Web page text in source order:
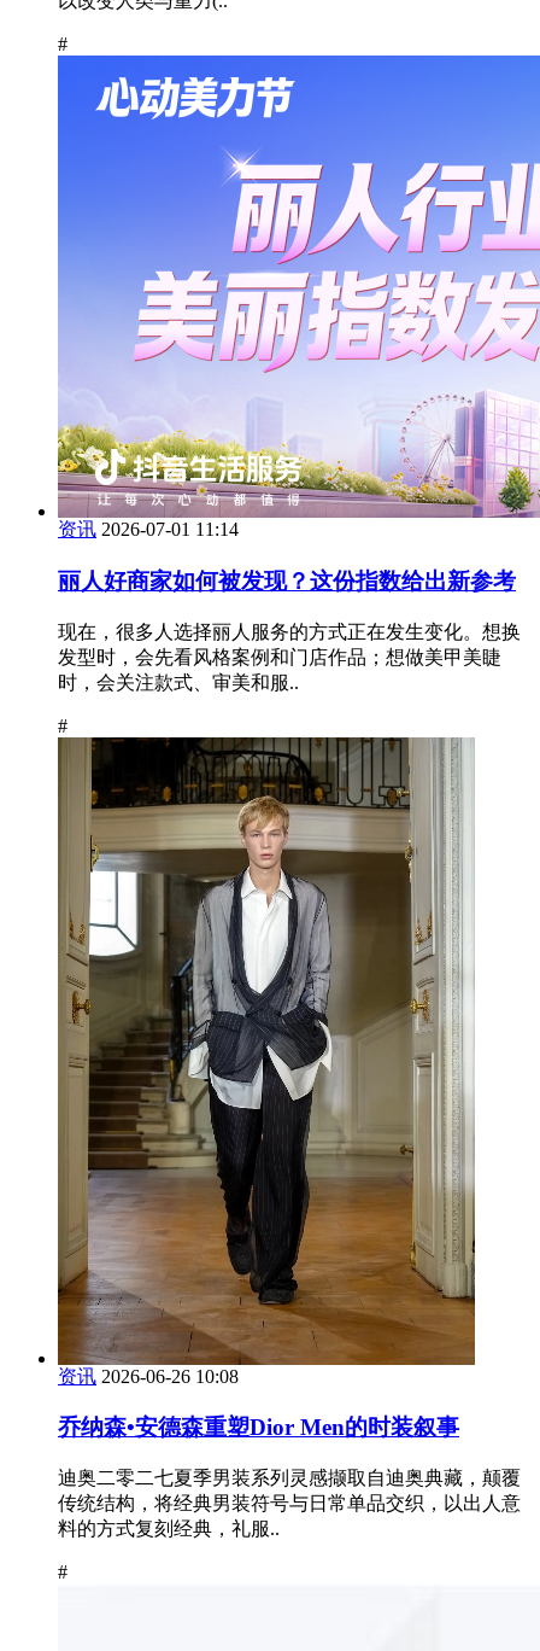
#
资讯 2026-07-01 11:14
丽人好商家如何被发现？这份指数给出新参考
现在，很多人选择丽人服务的方式正在发生变化。想换
发型时，会先看风格案例和门店作品；想做美甲美睫
时，会关注款式、审美和服..
#
资讯 2026-06-26 10:08
乔纳森•安德森重塑Dior Men的时装叙事
迪奥二零二七夏季男装系列灵感撷取自迪奥典藏，颠覆
传统结构，将经典男装符号与日常单品交织，以出人意
料的方式复刻经典，礼服..
#